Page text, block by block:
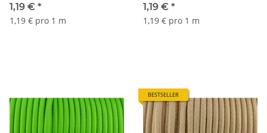
1,19 € *
1,19 € pro 1 m
1,19 € *
1,19 € pro 1 m
BESTSELLER